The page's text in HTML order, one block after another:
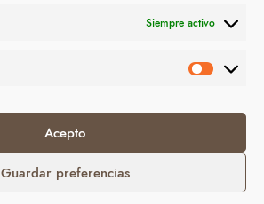
Siempre activo
Acepto
Guardar preferencias